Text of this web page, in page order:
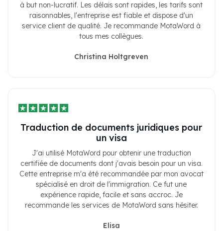
à but non-lucratif. Les délais sont rapides, les tarifs sont
raisonnables, l'entreprise est fiable et dispose d'un
service client de qualité. Je recommande MotaWord à
tous mes collègues.
Christina Holtgreven
Traduction de documents juridiques pour
un visa
J'ai utilisé MotaWord pour obtenir une traduction
certifiée de documents dont j'avais besoin pour un visa.
Cette entreprise m'a été recommandée par mon avocat
spécialisé en droit de l'immigration. Ce fut une
expérience rapide, facile et sans accroc. Je
recommande les services de MotaWord sans hésiter.
Elisa